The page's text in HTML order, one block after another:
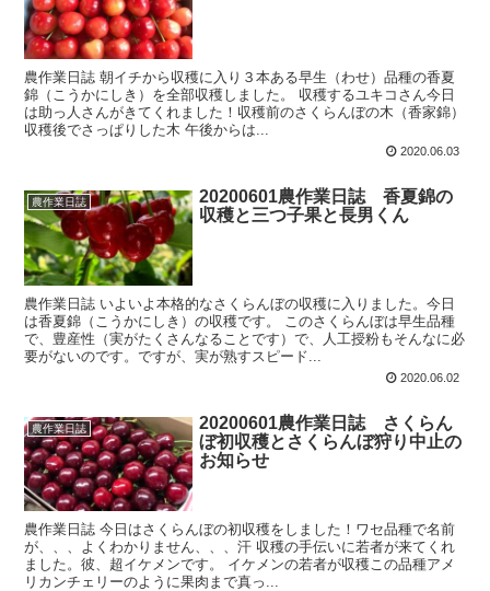
農作業日誌 朝イチから収穫に入り３本ある早生（わせ）品種の香夏
錦（こうかにしき）を全部収穫しました。 収穫するユキコさん今日
は助っ人さんがきてくれました！収穫前のさくらんぼの木（香家錦）
収穫後でさっぱりした木 午後からは...
2020.06.03
農作業日誌
20200601農作業日誌 香夏錦の
収穫と三つ子果と長男くん
農作業日誌 いよいよ本格的なさくらんぼの収穫に入りました。今日
は香夏錦（こうかにしき）の収穫です。 このさくらんぼは早生品種
で、豊産性（実がたくさんなることです）で、人工授粉もそんなに必
要がないのです。ですが、実が熟すスピード...
2020.06.02
農作業日誌
20200601農作業日誌 さくらん
ぼ初収穫とさくらんぼ狩り中止の
お知らせ
農作業日誌 今日はさくらんぼの初収穫をしました！ワセ品種で名前
が、、、よくわかりません、、、汗 収穫の手伝いに若者が来てくれ
ました。彼、超イケメンです。 イケメンの若者が収穫この品種アメ
リカンチェリーのように果肉まで真っ...